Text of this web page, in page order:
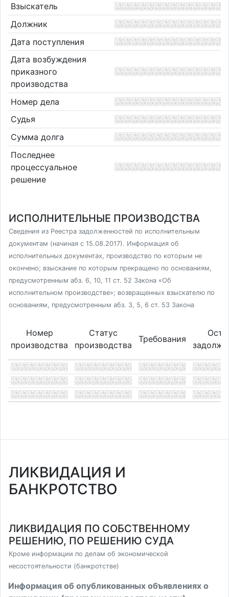
Взыскатель
Должник
Дата поступления
Дата возбуждения
приказного
производства
Номер дела
Судья
Сумма долга
Последнее
процессуальное
решение
ИСПОЛНИТЕЛЬНЫЕ ПРОИЗВОДСТВА
Сведения из Реестра задолженностей по исполнительным
документам (начиная с 15.08.2017). Информация об
исполнительных документах, производство по которым не
окончено; взыскание по которым прекращено по основаниям,
предусмотренным абз. 6, 10, 11 ст. 52 Закона «Об
исполнительном производстве»; возвращенных взыскателю по
основаниям, предусмотренным абз. 3, 5, 6 ст. 53 Закона
Номер
производства
Статус
производства
Требования
ЛИКВИДАЦИЯ И
БАНКРОТСТВО
ЛИКВИДАЦИЯ ПО СОБСТВЕННОМУ
РЕШЕНИЮ, ПО РЕШЕНИЮ СУДА
Кроме информации по делам об экономической
несостоятельности (банкротстве)
Информация об опубликованных объявлениях о